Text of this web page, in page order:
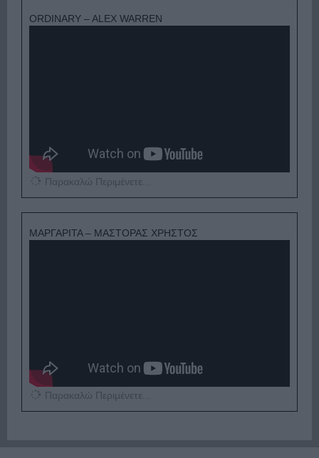
ORDINARY – ALEX WARREN
Παρακαλώ Περιμένετε...
ΜΑΡΓΑΡΙΤΑ – ΜΑΣΤΟΡΑΣ ΧΡΗΣΤΟΣ
Παρακαλώ Περιμένετε...